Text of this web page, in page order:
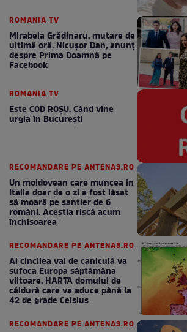
ROMANIA TV
Mirabela Grădinaru, mutare de
ultimă oră. Nicuşor Dan, anunţ
despre Prima Doamnă pe
Facebook
ROMANIA TV
Este COD ROŞU. Când vine
urgia în Bucureşti
RECOMANDARE PE ANTENA3.RO
Un moldovean care muncea în
Italia doar de o zi a fost lăsat
să moară pe şantier de 6
români. Aceștia riscă acum
închisoarea
RECOMANDARE PE ANTENA3.RO
Al cincilea val de caniculă va
sufoca Europa săptămâna
viitoare. HARTA domului de
căldură care va aduce până la
42 de grade Celsius
RECOMANDARE PE ANTENA3.RO